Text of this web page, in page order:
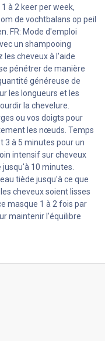
à 2 keer per week,
de vochtbalans op peil
FR: Mode d'emploi
un shampooing
cheveux à l'aide
pénétrer de manière
généreuse de
les longueurs et les
la chevelure.
ou vos doigts pour
les nœuds. Temps
3 à 5 minutes pour un
intensif sur cheveux
10 minutes.
tiède jusqu'à ce que
cheveux soient lisses
masque 1 à 2 fois par
maintenir l'équilibre